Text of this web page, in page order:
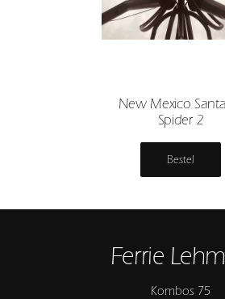
New Mexico
Spider 2
Bestel
Ferrie
Kombos 75